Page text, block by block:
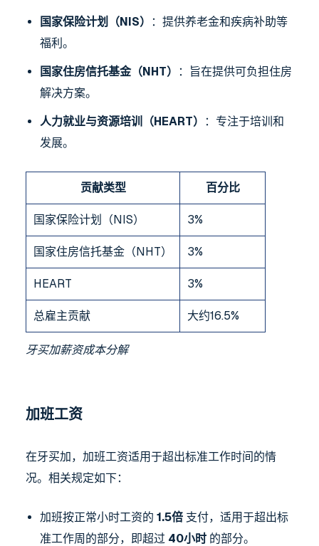
国家保险计划（NIS）
：提供养老金和疾病补助等
福利。
国家住房信托基金（NHT）
：旨在提供可负担住房
解决方案。
人力就业与资源培训（HEART）
：专注于培训和
发展。
贡献类型 百分比
国家保险计划（NIS） 3%
国家住房信托基金（NHT） 3%
HEART 3%
总雇主贡献 大约16.5%
牙买加薪资成本分解
加班工资
在牙买加，加班工资适用于超出标准工作时间的情
况。相关规定如下：
加班按正常小时工资的 1.5倍 支付，适用于超出标
准工作周的部分，即超过 40小时 的部分。